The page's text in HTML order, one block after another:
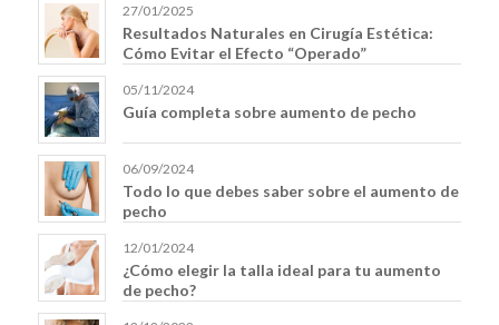
27/01/2025
Resultados Naturales en Cirugía Estética:
Cómo Evitar el Efecto “Operado”
05/11/2024
Guía completa sobre aumento de pecho
06/09/2024
Todo lo que debes saber sobre el aumento de
pecho
12/01/2024
¿Cómo elegir la talla ideal para tu aumento
de pecho?